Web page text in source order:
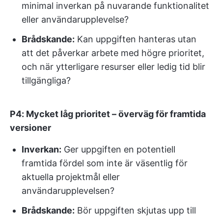
minimal inverkan på nuvarande funktionalitet
eller användarupplevelse?
Brådskande: Kan uppgiften hanteras utan
att det påverkar arbete med högre prioritet,
och när ytterligare resurser eller ledig tid blir
tillgängliga?
P4: Mycket låg prioritet – överväg för framtida
versioner
Inverkan: Ger uppgiften en potentiell
framtida fördel som inte är väsentlig för
aktuella projektmål eller
användarupplevelsen?
Brådskande: Bör uppgiften skjutas upp till